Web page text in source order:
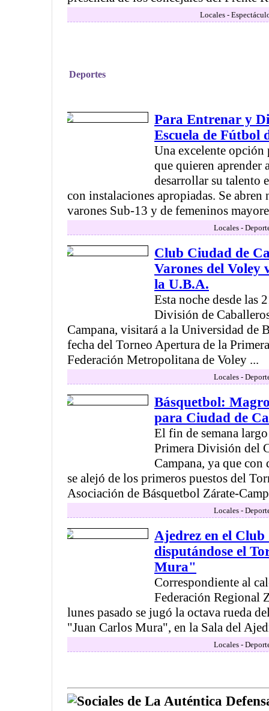
Locales -
Deportes
Para Entrenar y
Escuela de Fútbol
Una excelente opción
que quieren
desarrollar su talento
con instalaciones apropiadas. Se abren
varones Sub-13 y de femeninos
Locales -
Club Ciudad de
Varones del Voley
la U.B.A.
Esta noche desde las
División de
Campana, visitará a la Universidad de
fecha del Torneo Apertura de la
Federación Metropolitana de Voley ...
Locales -
Básquetbol:
para Ciudad de
El fin de semana
Primera División del
Campana, ya que con
se alejó de los primeros puestos del
Asociación de Básquetbol Zárate-
Locales -
Ajedrez en el Club
disputándose el
Mura"
Correspondiente al
Federación Regional
lunes pasado se jugó la octava rueda
"Juan Carlos Mura", en la Sala del
Locales -
Sociales de La Auténtica